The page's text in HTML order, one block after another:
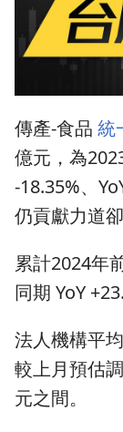
傳產-食品 統
億元，為
-18.35%、
仍貢獻力道
累計2024年
同期 YoY
法人機構平
較上月預估
元之間。